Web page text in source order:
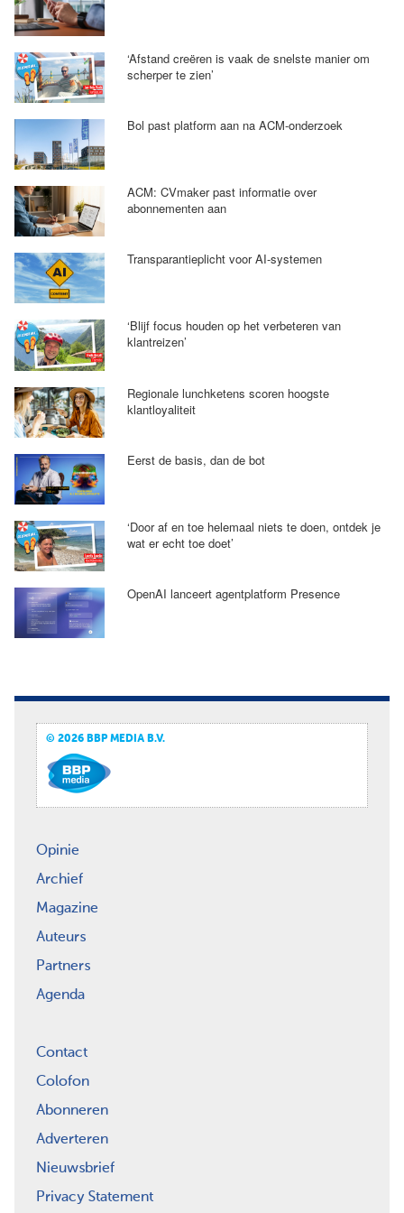
‘Afstand creëren is vaak de snelste manier om
scherper te zien’
Bol past platform aan na ACM-onderzoek
ACM: CVmaker past informatie over
abonnementen aan
Transparantieplicht voor AI-systemen
‘Blijf focus houden op het verbeteren van
klantreizen’
Regionale lunchketens scoren hoogste
klantloyaliteit
Eerst de basis, dan de bot
‘Door af en toe helemaal niets te doen, ontdek je
wat er echt toe doet’
OpenAI lanceert agentplatform Presence
© 2026 BBP MEDIA B.V.
Opinie
Archief
Magazine
Auteurs
Partners
Agenda
Contact
Colofon
Abonneren
Adverteren
Nieuwsbrief
Privacy Statement